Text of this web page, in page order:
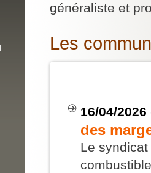
généraliste et
Les
16/04/2026
des
Le